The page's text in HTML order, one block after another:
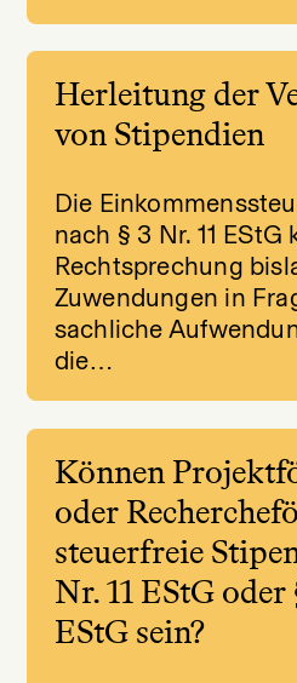
Herleitung der
von Stipendien
Die
nach § 3 Nr. 11 EStG
Rechtsprechung
Zuwendungen in
sachliche
die…
Können
oder
steuerfreie
Nr. 11 EStG
EStG sein?